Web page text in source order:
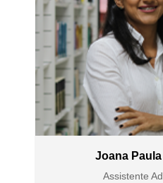
Joana
Assistente